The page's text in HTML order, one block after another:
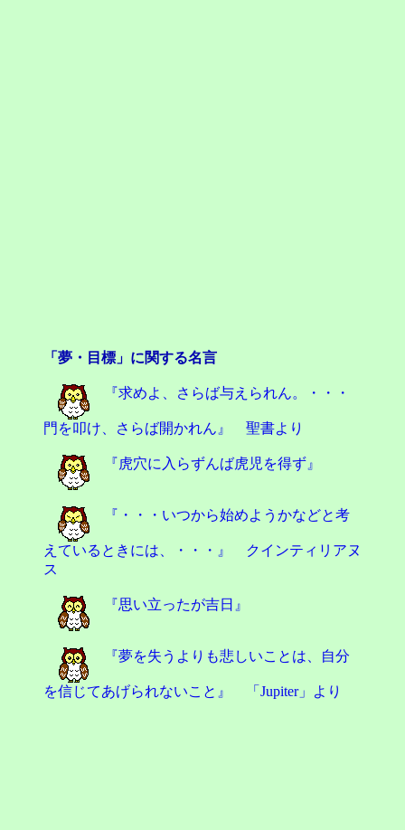
「夢・目標」に関する名言
『求めよ、さらば与えられん。・・・
門を叩け、さらば開かれん』 聖書より
『虎穴に入らずんば虎児を得ず』
『・・・いつから始めようかなどと考
えているときには、・・・』 クインティリアヌ
ス
『思い立ったが吉日』
『夢を失うよりも悲しいことは、自分
を信じてあげられないこと』 「Jupiter」より